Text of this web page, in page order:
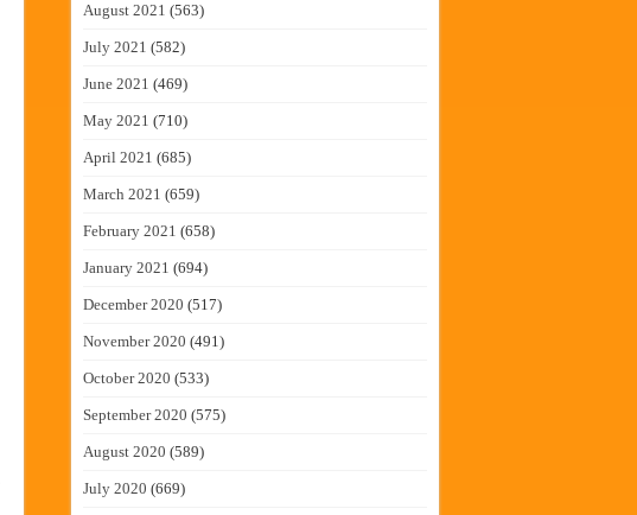
August 2021 (563)
July 2021 (582)
June 2021 (469)
May 2021 (710)
April 2021 (685)
March 2021 (659)
February 2021 (658)
January 2021 (694)
December 2020 (517)
November 2020 (491)
October 2020 (533)
September 2020 (575)
August 2020 (589)
July 2020 (669)